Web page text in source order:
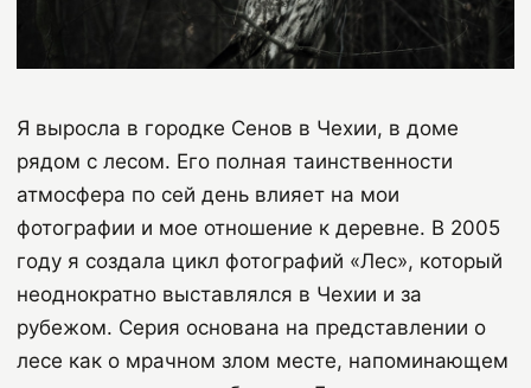
Я выросла в городке Сенов в Чехии, в доме
рядом с лесом. Его полная таинственности
атмосфера по сей день влияет на мои
фотографии и мое отношение к деревне. В 2005
году я создала цикл фотографий «Лес», который
неоднократно выставлялся в Чехии и за
рубежом. Серия основана на представлении о
лесе как о мрачном злом месте, напоминающем